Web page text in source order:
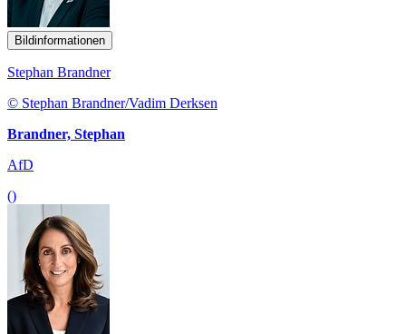
Bildinformationen
Stephan Brandner
© Stephan Brandner/Vadim Derksen
Brandner, Stephan
AfD
()